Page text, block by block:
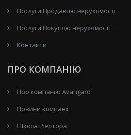
Послуги Продавцю нерухомості
Послуги Покупцю нерухомості
Контакти
ПРО КОМПАНІЮ
Про компанію Avangard
Новини компанії
Школа Ріелтора